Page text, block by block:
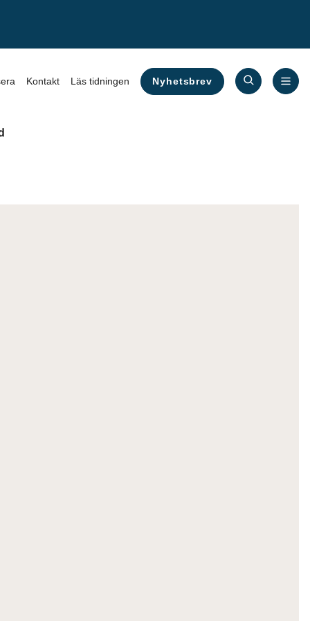
Kontakt Läs tidningen Nyhetsbrev